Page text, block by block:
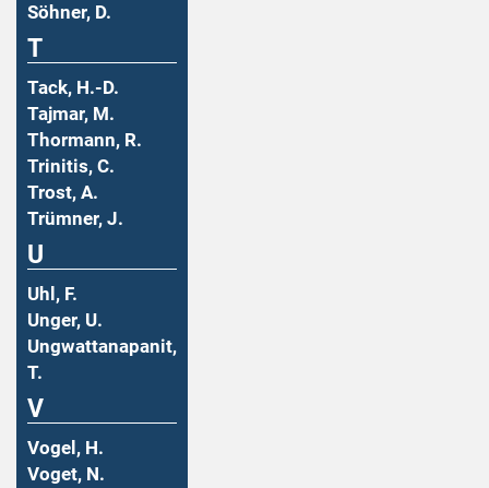
Söhner, D.
T
Tack, H.-D.
Tajmar, M.
Thormann, R.
Trinitis, C.
Trost, A.
Trümner, J.
U
Uhl, F.
Unger, U.
Ungwattanapanit,
T.
V
Vogel, H.
Voget, N.